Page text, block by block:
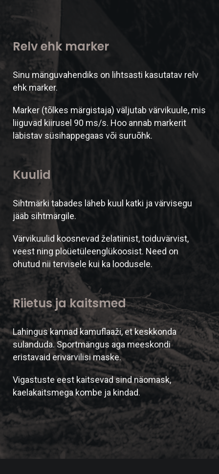
Relv ehk marker
Sinu mänguvahendiks on lihtsasti kasutatav relv
ehk marker.
Marker (tõlkes märgistaja) väljutab värvikuule, mis
liiguvad kiirusel 90 ms/s. Hoo annab markerit
läbistav süsihappegaas või suruõhk.
Kuulid
Sihtmärki tabades läheb kuul katki ja värvisegu
jääb sihtmärgile.
Värvikuulid koosnevad želatiinist, toiduvärvist,
veest ning ploüetüleenglükoosist. Need on
ohutud nii tervisele kui ka loodusele.
Riietus ja kaitsmed
Lahingus kannad kamuflaaži, et keskkonda
sulanduda. Sportmängus aga meeskondi
eristavaid erivärvilisi maske.
Vigastuste eest kaitsevad sind näomask,
kaelakaitsmega kombe ja kindad.